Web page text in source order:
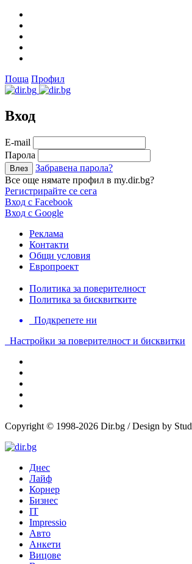
Поща Профил
Вход
Е-mail
Парола
Забравена парола?
Все още нямате профил в my.dir.bg?
Регистрирайте се сега
Вход с Facebook
Вход с Google
Реклама
Контакти
Общи условия
Европроект
Политика за поверителност
Политика за бисквитките
Подкрепете ни
Настройки за поверителност и бисквитки
Copyright © 1998-2026 Dir.bg / Design by
Днес
Лайф
Корнер
Бизнес
IT
Impressio
Авто
Анкети
Вицове